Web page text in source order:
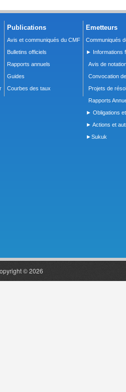
Publications
Avis et communiqués du CMF
Bulletins officiels
Rapports annuels
Guides
Courbes des taux
Emetteurs
Communiqués
► Informations
Avis de
Convocation
Projets de
Rapports
► Obligations
► Actions et
►Sukuk
© 2026